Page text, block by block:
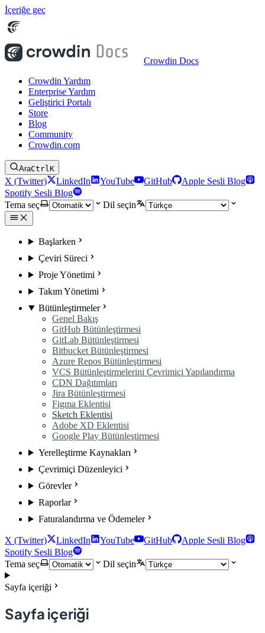
İçeriğe geç
Crowdin Docs
Crowdin Yardım
Enterprise Yardım
Geliştirici Portalı
Store
Blog
Community
Crowdin.com
AraCtrlK
X (Twitter) LinkedIn YouTube GitHub
Apple Sesli Blog
Spotify Sesli Blog
Tema seç
Dil seçin
Başlarken
Çeviri Süreci
Proje Yönetimi
Takım Yönetimi
Bütünleştirmeler
Genel Bakış
GitHub Bütünleştirmesi
GitLab Bütünleştirmesi
Bitbucket Bütünleştirmesi
Azure Repos Bütünleştirmesi
VCS Bütünleştirmelerini Çevrimiçi Yapılandırma
CDN Dağıtımları
Jira Bütünleştirmesi
Figma Eklentisi
Sketch Eklentisi
Adobe XD Eklentisi
Google Play Bütünleştirmesi
Yerelleştirme Kaynakları
Çevrimiçi Düzenleyici
Görevler
Raporlar
Faturalandırma ve Ödemeler
X (Twitter) LinkedIn YouTube GitHub
Apple Sesli Blog
Spotify Sesli Blog
Tema seç
Dil seçin
Sayfa içeriği
Sayfa içeriği